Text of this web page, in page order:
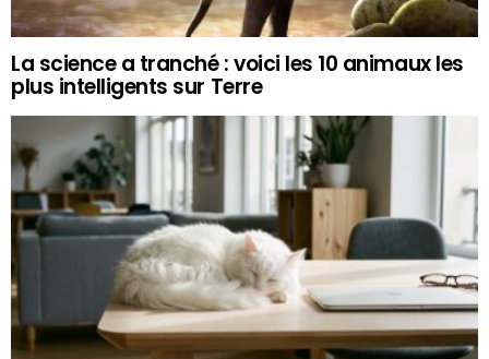
La science a tranché : voici les 10 animaux les
plus intelligents sur Terre